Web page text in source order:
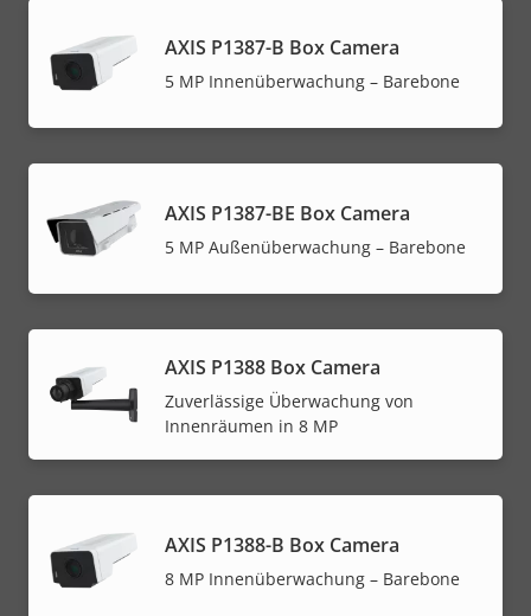
AXIS P1387-B Box Camera
5 MP Innenüberwachung – Barebone
AXIS P1387-BE Box Camera
5 MP Außenüberwachung – Barebone
AXIS P1388 Box Camera
Zuverlässige Überwachung von
Innenräumen in 8 MP
AXIS P1388-B Box Camera
8 MP Innenüberwachung – Barebone